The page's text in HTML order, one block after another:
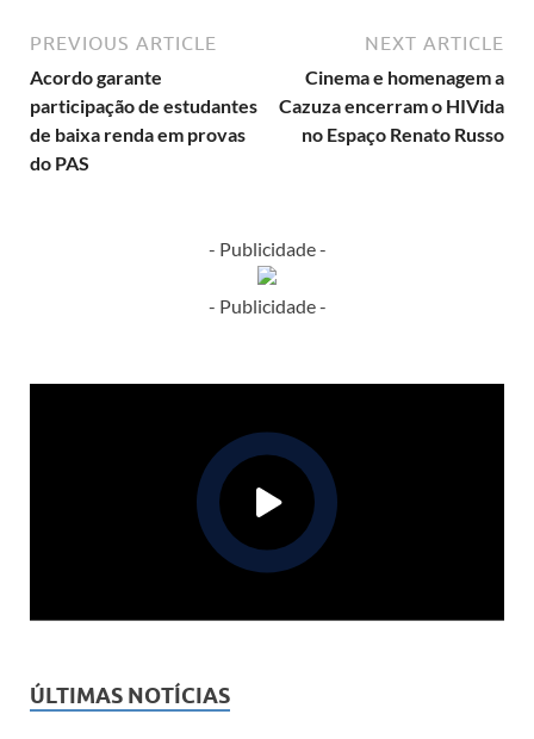
PREVIOUS ARTICLE
Acordo garante
participação de estudantes
de baixa renda em provas
do PAS
NEXT ARTICLE
Cinema e homenagem a
Cazuza encerram o HIVida
no Espaço Renato Russo
- Publicidade -
- Publicidade -
ÚLTIMAS NOTÍCIAS